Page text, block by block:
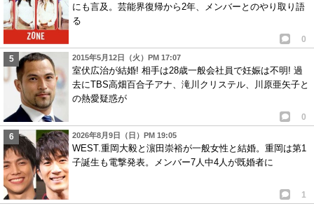
にも言及。芸能界復帰から2年、メンバーとのやり取り語
る
0
2015年5月12日（火）PM 17:07
室伏広治が結婚! 相手は28歳一般会社員で妊娠は不明! 過
去にTBS高畑百合子アナ、滝川クリステル、川原亜矢子と
の熱愛疑惑が
0
2026年8月9日（日）PM 19:05
WEST.重岡大毅と濵田崇裕が一般女性と結婚。重岡は第1
子誕生も電撃発表。メンバー7人中4人が既婚者に
1